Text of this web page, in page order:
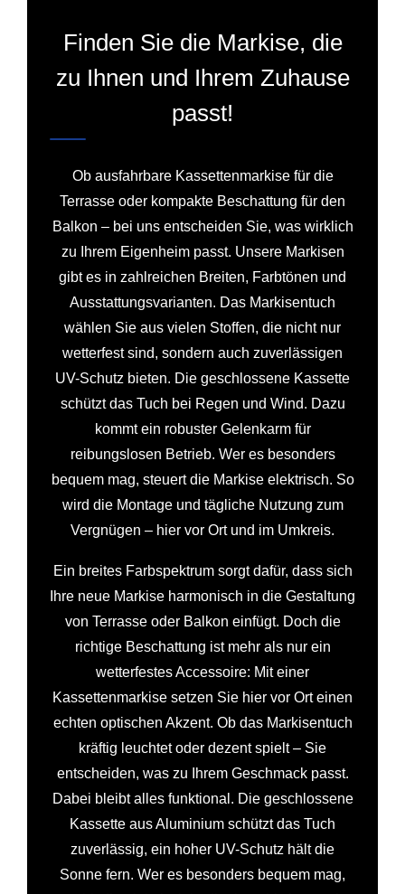
Finden Sie die Markise, die
zu Ihnen und Ihrem Zuhause
passt!
Ob ausfahrbare Kassettenmarkise für die
Terrasse oder kompakte Beschattung für den
Balkon – bei uns entscheiden Sie, was wirklich
zu Ihrem Eigenheim passt. Unsere Markisen
gibt es in zahlreichen Breiten, Farbtönen und
Ausstattungsvarianten. Das Markisentuch
wählen Sie aus vielen Stoffen, die nicht nur
wetterfest sind, sondern auch zuverlässigen
UV-Schutz bieten. Die geschlossene Kassette
schützt das Tuch bei Regen und Wind. Dazu
kommt ein robuster Gelenkarm für
reibungslosen Betrieb. Wer es besonders
bequem mag, steuert die Markise elektrisch. So
wird die Montage und tägliche Nutzung zum
Vergnügen – hier vor Ort und im Umkreis.
Ein breites Farbspektrum sorgt dafür, dass sich
Ihre neue Markise harmonisch in die Gestaltung
von Terrasse oder Balkon einfügt. Doch die
richtige Beschattung ist mehr als nur ein
wetterfestes Accessoire: Mit einer
Kassettenmarkise setzen Sie hier vor Ort einen
echten optischen Akzent. Ob das Markisentuch
kräftig leuchtet oder dezent spielt – Sie
entscheiden, was zu Ihrem Geschmack passt.
Dabei bleibt alles funktional. Die geschlossene
Kassette aus Aluminium schützt das Tuch
zuverlässig, ein hoher UV-Schutz hält die
Sonne fern. Wer es besonders bequem mag,